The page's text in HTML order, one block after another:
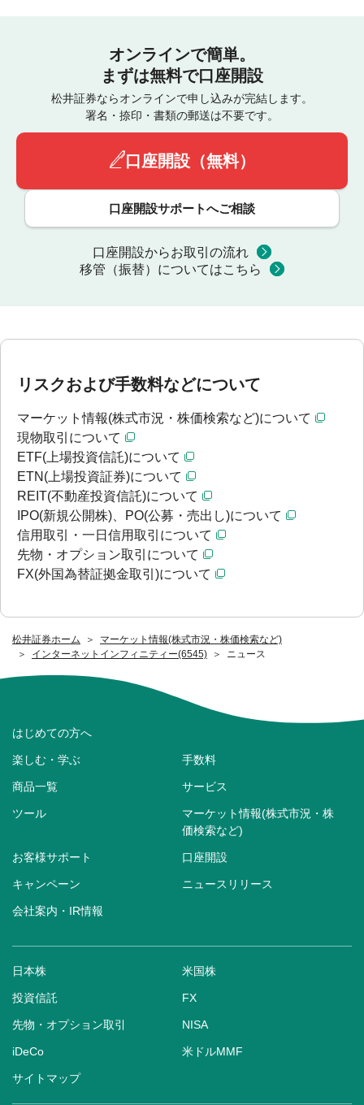
松井証券ホーム
マーケット情報(株式市況・株価検索など)
インターネットインフィニティー(6545)
ニュース
オンラインで簡単。
まずは無料で口座開設
松井証券ならオンラインで申し込みが完結します。
署名・捺印・書類の郵送は不要です。
口座開設（無料）
口座開設サポートへご相談
口座開設からお取引の流れ
移管（振替）についてはこちら
リスクおよび手数料などについて
マーケット情報(株式市況・株価検索など)について
現物取引について
ETF(上場投資信託)について
ETN(上場投資証券)について
REIT(不動産投資信託)について
IPO(新規公開株)、PO(公募・売出し)について
信用取引・一日信用取引について
先物・オプション取引について
FX(外国為替証拠金取引)について
はじめての方へ
楽しむ・学ぶ 手数料
商品一覧 サービス
ツール
マーケット情報(株式市況・株
価検索など)
お客様サポート 口座開設
キャンペーン ニュースリリース
会社案内・IR情報
日本株 米国株
投資信託 FX
先物・オプション取引 NISA
iDeCo 米ドルMMF
サイトマップ